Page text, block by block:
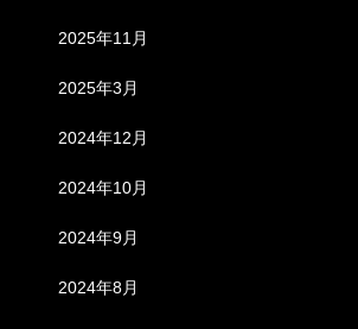
2025年11月
2025年3月
2024年12月
2024年10月
2024年9月
2024年8月